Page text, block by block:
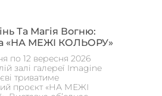
Та Магія Вогню:
«НА МЕЖІ КОЛЬОРУ»
по 12 вересня 2026
залі галереї Imagine
триватиме
проєкт «НА МЕЖІ